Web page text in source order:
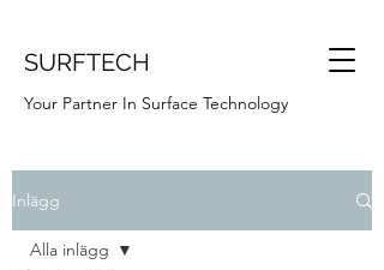
SURFTECH
Your Partner In Surface Technology
Inlägg
Alla inlägg